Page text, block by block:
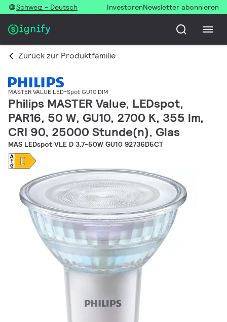
Schweiz - Deutsch InvestorenNewsletter abonnieren
Zurück zur Produktfamilie
MASTER VALUE LED-Spot GU10 DIM
Philips MASTER Value, LEDspot,
PAR16, 50 W, GU10, 2700 K, 355 lm,
CRI 90, 25000 Stunde(n), Glas
MAS LEDspot VLE D 3.7-50W GU10 92736D5CT